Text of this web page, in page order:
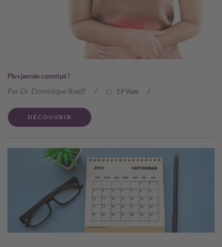
Plus jamais constipé ?
Par Dr. Dominique Rueff / 19 Vues /
DÉCOUVRIR